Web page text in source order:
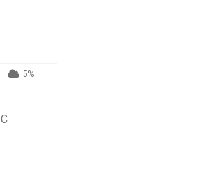
5%
C